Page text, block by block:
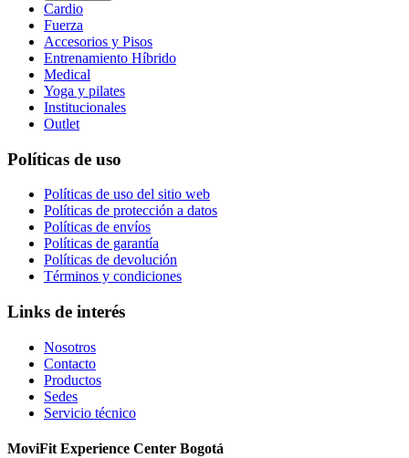
Cardio
Fuerza
Accesorios y Pisos
Entrenamiento Híbrido
Medical
Yoga y pilates
Institucionales
Outlet
Políticas de uso
Políticas de uso del sitio web
Políticas de protección a datos
Políticas de envíos
Políticas de garantía
Políticas de devolución
Términos y condiciones
Links de interés
Nosotros
Contacto
Productos
Sedes
Servicio técnico
MoviFit Experience Center Bogotá